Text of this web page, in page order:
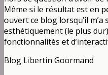
Même si le résultat est en
ouvert ce blog lorsqu’il m’a
esthétiquement (le plus
fonctionnalités et
Blog Libertin Goormand